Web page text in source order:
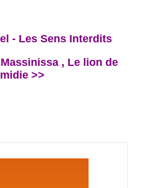
- Les Sens Interdits
, Le lion de
>>